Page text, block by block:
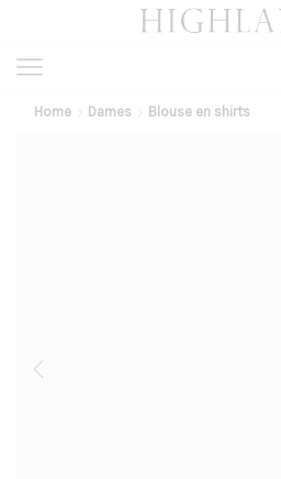
Home Dames Blouse en shirts